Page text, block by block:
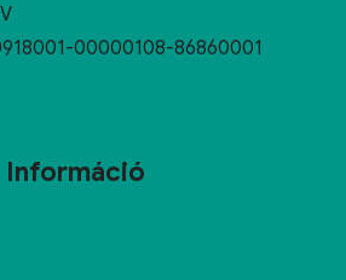
00000108-86860001
Információ